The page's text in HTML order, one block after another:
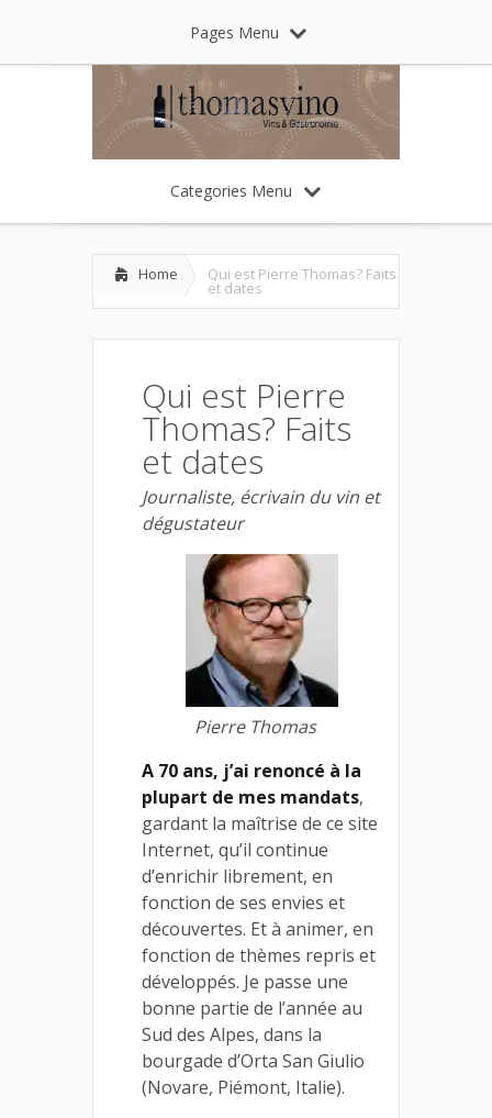
Pages Menu
Categories Menu
Home Qui est Pierre Thomas? Faits
et dates
Qui est Pierre
Thomas? Faits
et dates
Journaliste, écrivain du vin et
dégustateur
Pierre Thomas
A 70 ans, j’ai renoncé à la
plupart de mes mandats,
gardant la maîtrise de ce site
Internet, qu’il continue
d’enrichir librement, en
fonction de ses envies et
découvertes. Et à animer, en
fonction de thèmes repris et
développés. Je passe une
bonne partie de l’année au
Sud des Alpes, dans la
bourgade d’Orta San Giulio
(Novare, Piémont, Italie).